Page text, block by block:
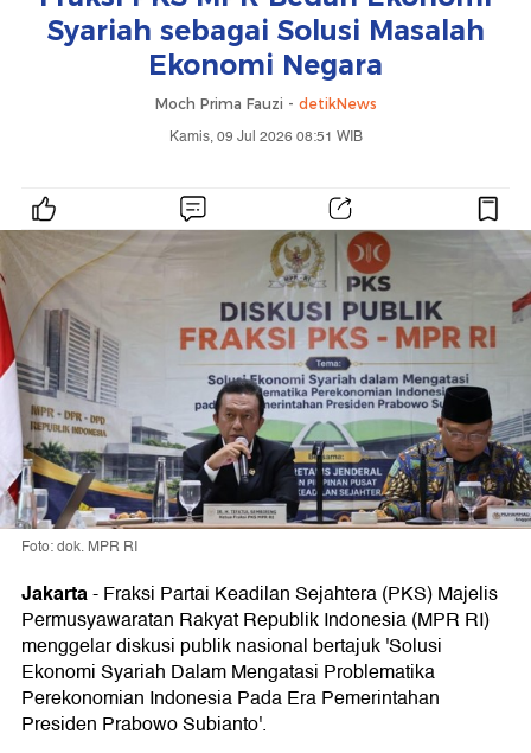
Syariah sebagai Solusi Masalah
Ekonomi Negara
Moch Prima Fauzi - detikNews
Kamis, 09 Jul 2026 08:51 WIB
Foto: dok. MPR RI
Jakarta-Fraksi Partai Keadilan Sejahtera (PKS) Majelis
Permusyawaratan Rakyat Republik Indonesia (MPR RI)
menggelar diskusi publik nasional bertajuk 'Solusi
Ekonomi Syariah Dalam Mengatasi Problematika
Perekonomian Indonesia Pada Era Pemerintahan
Presiden Prabowo Subianto'.